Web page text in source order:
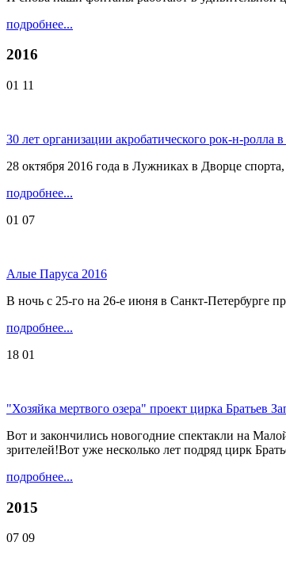
подробнее...
2016
01 11
30 лет организации акробатического рок-н-ролла
28 октября 2016 года в Лужниках в Дворце
подробнее...
01 07
Алые Паруса 2016
В ночь с 25-го на 26-е июня в Санкт-Петербурге
подробнее...
18 01
"Хозяйка мертвого озера" проект цирка Братьев
Вот и закончились новогодние спектакли на
зрителей!Вот уже несколько лет подряд цирк
подробнее...
2015
07 09